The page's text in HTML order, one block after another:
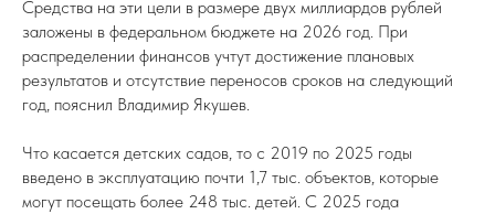
Средства на эти цели в размере двух миллиардов рублей
заложены в федеральном бюджете на 2026 год. При
распределении финансов учтут достижение плановых
результатов и отсутствие переносов сроков на следующий
год, пояснил Владимир Якушев.
Что касается детских садов, то с 2019 по 2025 годы
введено в эксплуатацию почти 1,7 тыс. объектов, которые
могут посещать более 248 тыс. детей. С 2025 года